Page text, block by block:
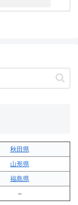
秋田県
山形県
福島県
–